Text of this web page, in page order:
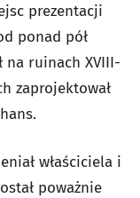
prezentacji
ponad pół
ruinach XVIII-
zaprojektował
właściciela i
poważnie